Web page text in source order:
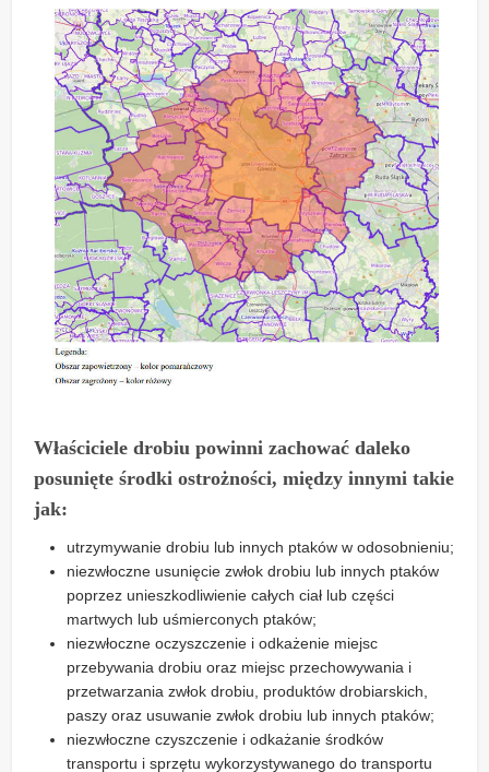
Właściciele drobiu powinni zachować daleko
posunięte środki ostrożności, między innymi takie
jak:
utrzymywanie drobiu lub innych ptaków w odosobnieniu;
niezwłoczne usunięcie zwłok drobiu lub innych ptaków
poprzez unieszkodliwienie całych ciał lub części
martwych lub uśmierconych ptaków;
niezwłoczne oczyszczenie i odkażenie miejsc
przebywania drobiu oraz miejsc przechowywania i
przetwarzania zwłok drobiu, produktów drobiarskich,
paszy oraz usuwanie zwłok drobiu lub innych ptaków;
niezwłoczne czyszczenie i odkażanie środków
transportu i sprzętu wykorzystywanego do transportu